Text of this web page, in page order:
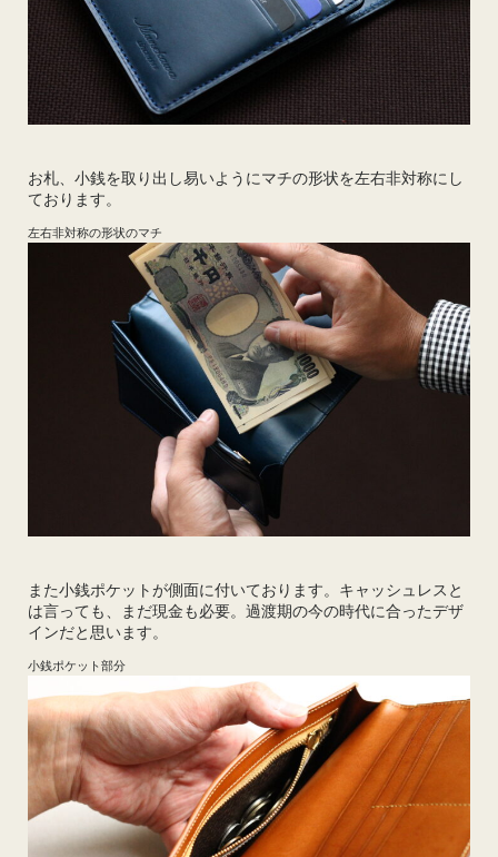
お札、小銭を取り出し易いようにマチの形状を左右非対称にし
ております。
左右非対称の形状のマチ
また小銭ポケットが側面に付いております。キャッシュレスと
は言っても、まだ現金も必要。過渡期の今の時代に合ったデザ
インだと思います。
小銭ポケット部分